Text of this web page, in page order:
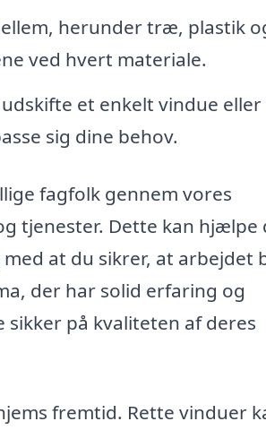
herunder træ, plastik
ved hvert materiale.
et enkelt vindue eller
sig dine behov.
fagfolk gennem vores
tjenester. Dette kan hjælpe
at du sikrer, at arbejdet
der har solid erfaring og
på kvaliteten af deres
fremtid. Rette vinduer